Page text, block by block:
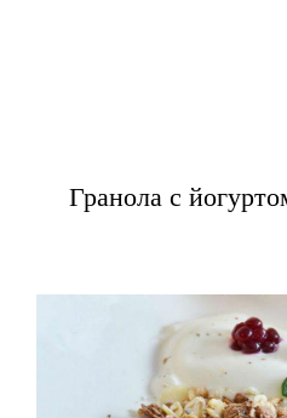
Гранола с